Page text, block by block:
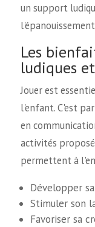
un support
Les
ludiques
Jouer est
l'enfant. C'est
en
activités
permettent à
Développer
Stimuler son
Favoriser sa